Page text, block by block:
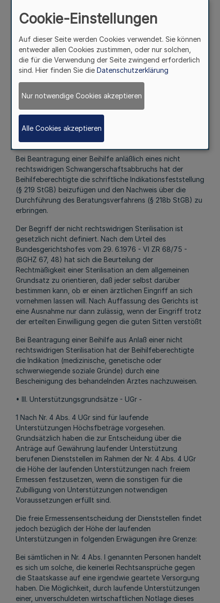
Buhdesministeriums des Innern zu § 14 Abs. 6
dargestellten Gegenüberstellung ein ungedeckter
Aufwand verbleibt.
Zu Artikel 2 - Aufwendungen bei Empfängnisregelung,
nicht rechtswidrigem Schwangerschaftsabbruch und
nicht rechtswidriger Sterilisation -
25. 8. 66 (2)
186.Ergänzung-SMBl.NW.-(Stand 1.8.1988 =• MB1.NW. Nr.
203637
Bei Beantragung einer Beihilfe anläßlich eines nicht
rechtswidrigen Schwangerschaftsabbruchs hat der
Beihilfeberechtigte die schriftliche Indikationsfeststellung
(§ 219 StGB) beizufügen und den Nachweis über die
Durchführung des Beratungsverfahrens (§ 218b StGB) zu
erbringen.
Der Begriff der nicht rechtswidrigen Sterilisation ist
gesetzlich nicht definiert. Nach dem Urteil des
Bundesgerichtshofes vom 29. 6.1976 - VI ZR 68/75 -
(BGHZ 67, 48) hat sich die Beurteilung der
Rechtmäßigkeit einer Sterilisation an dem allgemeinen
Grundsatz zu orientieren, daß jeder selbst darüber
bestimmen kann, ob er einen ärztlichen Eingriff an sich
vornehmen lassen will. Nach Auffassung des Gerichts ist
eine Ausnahme nur dann zulässig, wenn der Eingriff trotz
der erteilten Einwilligung gegen die guten Sitten verstößt
Bei Beantragung einer Beihilfe aus Anlaß einer nicht
rechtswidrigen Sterilisation hat der Beihilfeberechtigte
die Indikation (medizinische, genetische oder
schwerwiegende soziale Gründe) durch eine
Bescheinigung des behandelnden Arztes nachzuweisen.
• III. Unterstützungsgrundsätze - UGr -
1 Nach Nr. 4 Abs. 4 UGr sind für laufende
Unterstützungen Höchsfbeträge vorgesehen.
Grundsätzlich haben die zur Entscheidung über die
Anträge auf Gewährung laufender Unterstützung
berufenen Dienststellen im Rahmen der Nr. 4 Abs. 4 UGr
die Höhe der laufenden Unterstützungen nach freiem
Ermessen festzusetzen, wenn die sonstigen für die
Zubilligung von Unterstützungen notwendigen
Voraussetzungen erfüllt sind.
Die freie Ermessensentscheidung der Dienststellen findet
jedoch bezüglich der Höhe der laufenden
Unterstützungen in folgenden Erwägungen ihre Grenze:
Bei sämtlichen in Nr. 4 Abs. l genannten Personen handelt
es sich um solche, die keinerlei Rechtsansprüche gegen
die Staatskasse auf eine irgendwie geartete Versorgung
haben. Die Möglichkeit, durch laufende Unterstützungen
einer, unverschuldeten wirtschaftlichen Notlage dieses
Cookie-Einstellungen
Auf dieser Seite werden Cookies verwendet. Sie können
entweder allen Cookies zustimmen, oder nur solchen,
die für die Verwendung der Seite zwingend erforderlich
sind. Hier finden Sie die Datenschutzerklärung
Nur notwendige Cookies akzeptieren
Alle Cookies akzeptieren